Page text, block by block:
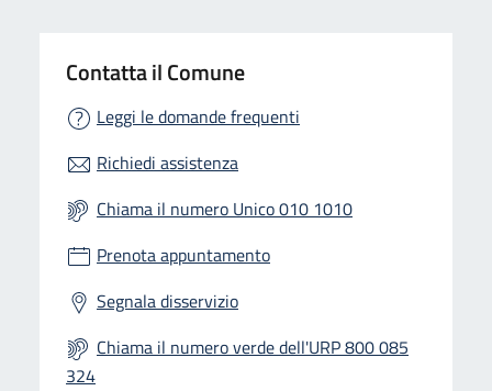
Contatta il Comune
Leggi le domande frequenti
Richiedi assistenza
Chiama il numero Unico 010 1010
Prenota appuntamento
Segnala disservizio
Chiama il numero verde dell'URP 800 085
324